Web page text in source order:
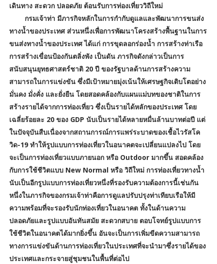
เดินทาง สะดวก ปลอดภัย ต้อนรับการท่องเที่ยววิถีใหม่
กรมเจ้าท่า มีภารกิจหลักในการกำกับดูแลและพัฒนาการขนส่ง
ทางน้ำของประเทศ ส่วนหนึ่งเพื่อการพัฒนาโครงสร้างพื้นฐานในการ
ขนส่งทางน้ำของประเทศ ได้แก่ การขุดลอกร่องน้ำ การสร้างท่าเรือ
การสร้างเขื่อนป้องกันตลิ่งพัง เป็นดัน ภารกิจดังกล่าวเป็นการ
สนับสนุนยุทธศาสตร์ชาติ 20 ปี ของรัฐบาลด้านการสร้างความ
สามารถในการแข่งขัน ซึ่งมีเป้าหมายมุ่งเน้นให้เศรษฐกิจเติบโตอย่าง
มั่นคง มั่งคั่ง และยั่งยืน โดยสอดคล้องกับแผนแม่บทของชาติในการ
สร้างรายได้จากการท่องเที่ยว ซึ่งเป็นรายได้หลักของประเทศ โดย
เฉลี่ยร้อยละ 20 ของ GDP นับเป็นรายได้หลายหมื่นล้านบาทต่อปี แต่
ในปัจจุบันสืบเนื่องจากสถานการณ์การแพร่ระบาดของเชื้อไวรัสโค
วิด-19 ทำให้รูปแบบการท่องเที่ยวในอนาคตจะเปลี่ยนแปลงไป โดย
จะเป็นการท่องเที่ยวแบบภายนอก หรือ Outdoor มากขึ้น สอดคล้อง
กับการใช้ชีวิตแบบ New Normal หรือ วิถีใหม่ การท่องเที่ยวทางน้ำ
นับเป็นอีกรูปแบบการท่องเที่ยวหนึ่งที่รองรับความต้องการนี้เช่นกัน
หนึ่งในภารกิจของกรมเจ้าท่าคือการดูแลปรับปรุงท่าเทียบเรือให้มี
ความพร้อมที่จะรองรับนักท่องเที่ยวในอนาคต ทั้งในด้านความ
ปลอดภัยและรูปแบบอันทันสมัย สะดวกสบาย ตอบโจทย์รูปแบบการ
ใช้ชีวิตในอนาคตได้มากยิ่งขึ้น อันจะเป็นการเพิ่มขีดความสามารถ
ทางการแข่งขันด้านการท่องเที่ยวในประเทศที่จะนำมาซึ่งรายได้ของ
ประเทศและกระจายสู่ชุมชนในพื้นที่ต่อไป